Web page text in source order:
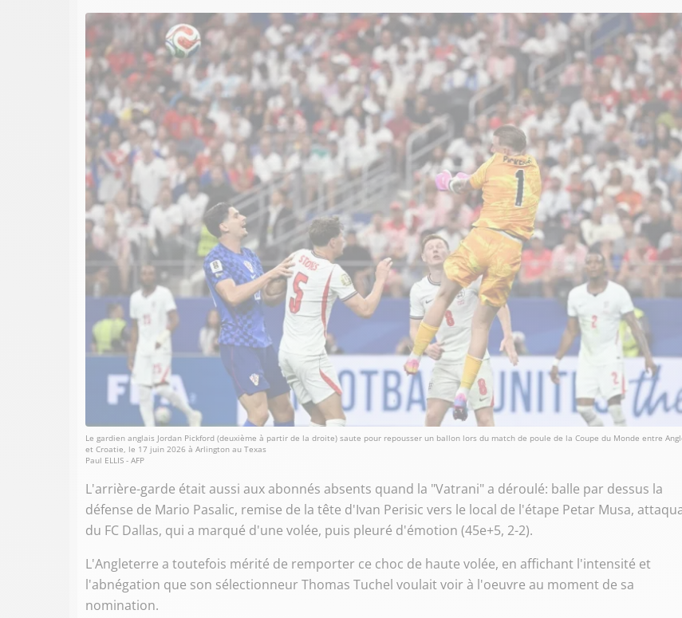
Le gardien anglais Jordan Pickford (deuxième à partir de la droite) saute pour repousser un ballon lors du match de poule de la Coupe du Monde entre
et Croatie, le 17 juin 2026 à Arlington au Texas
Paul ELLIS - AFP
L'arrière-garde était aussi aux abonnés absents quand la "Vatrani" a déroulé: balle par dessus la
défense de Mario Pasalic, remise de la tête d'Ivan Perisic vers le local de l'étape Petar Musa,
du FC Dallas, qui a marqué d'une volée, puis pleuré d'émotion (45e+5, 2-2).
L'Angleterre a toutefois mérité de remporter ce choc de haute volée, en affichant l'intensité et
l'abnégation que son sélectionneur Thomas Tuchel voulait voir à l'oeuvre au moment de sa
nomination.